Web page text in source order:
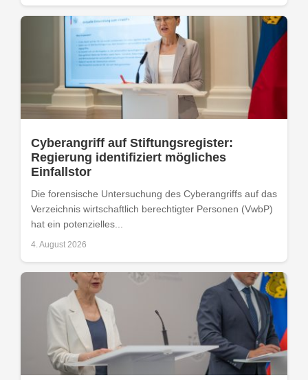
Cyberangriff auf Stiftungsregister:
Regierung identifiziert mögliches
Einfallstor
Die forensische Untersuchung des Cyberangriffs auf das
Verzeichnis wirtschaftlich berechtigter Personen (VwbP)
hat ein potenzielles...
4. August 2026